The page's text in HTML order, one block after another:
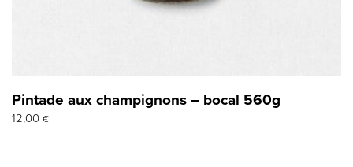
Pintade aux champignons – bocal 560g
12,00 €